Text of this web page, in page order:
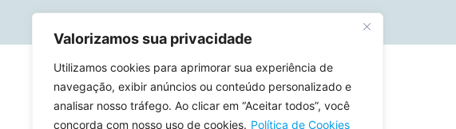
Valorizamos sua privacidade
Utilizamos cookies para aprimorar sua experiência de
navegação, exibir anúncios ou conteúdo personalizado e
analisar nosso tráfego. Ao clicar em “Aceitar todos”, você
concorda com nosso uso de cookies. Política de Cookies